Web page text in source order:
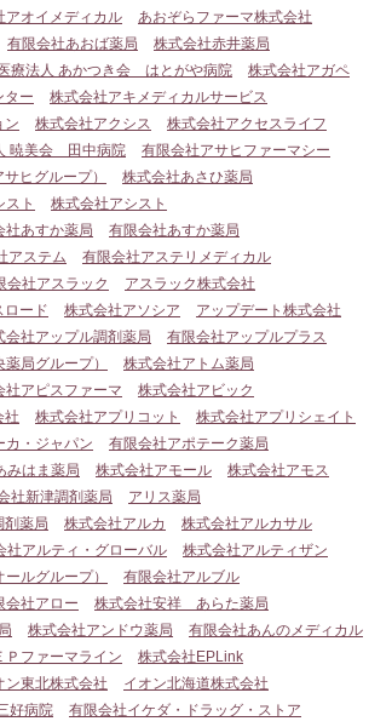
アオイメディカル
あおぞらファーマ株式会社
有限会社あおば薬局
株式会社赤井薬局
医療法人 あかつき会 はとがや病院
株式会社アガペ
ター
株式会社アキメディカルサービス
ン 株式会社アクシス
株式会社アクセスライフ
暁美会 田中病院
有限会社アサヒファーマシー
ヒグループ）
株式会社あさひ薬局
スト
株式会社アシスト
社あすか薬局
有限会社あすか薬局
アステム
有限会社アステリメディカル
会社アスラック
アスラック株式会社
ロード 株式会社アソシア
アップデート株式会社
会社アップル調剤薬局
有限会社アップルプラス
局グループ）
株式会社アトム薬局
社アピスファーマ
株式会社アビック
社 株式会社アプリコット
株式会社アプリシェイト
カ・ジャパン
有限会社アポテーク薬局
みはま薬局 株式会社アモール
株式会社アモス
社新津調剤薬局
アリス薬局
剤薬局 株式会社アルカ
株式会社アルカサル
社アルティ・グローバル
株式会社アルティザン
ルグループ）
有限会社アルブル
会社アロー
株式会社安祥 あらた薬局
株式会社アンドウ薬局
有限会社あんのメディカル
Ｐファーマライン
株式会社EPLink
ン東北株式会社
イオン北海道株式会社
好病院
有限会社イケダ・ドラッグ・ストア